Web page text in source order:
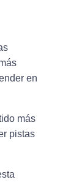
en
más
pistas